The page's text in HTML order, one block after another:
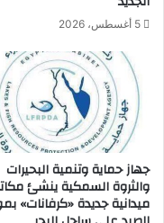
5 أغسطس، 2026
جهاز حماية وتنمية البحيرات
والثروة السمكية ينشئ
ميدانية جديدة «كرفانات»